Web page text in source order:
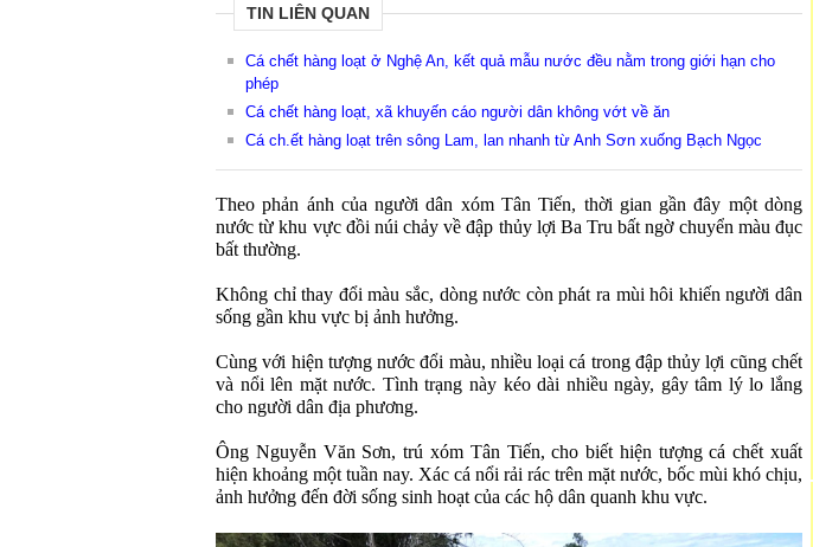
TIN LIÊN QUAN
Cá chết hàng loạt ở Nghệ An, kết quả mẫu nước đều nằm trong giới hạn cho
phép
Cá chết hàng loạt, xã khuyến cáo người dân không vớt về ăn
Cá ch.ết hàng loạt trên sông Lam, lan nhanh từ Anh Sơn xuống Bạch Ngọc
Theo phản ánh của người dân xóm Tân Tiến, thời gian gần đây một dòng
nước từ khu vực đồi núi chảy về đập thủy lợi Ba Tru bất ngờ chuyển màu đục
bất thường.
Không chỉ thay đổi màu sắc, dòng nước còn phát ra mùi hôi khiến người dân
sống gần khu vực bị ảnh hưởng.
Cùng với hiện tượng nước đổi màu, nhiều loại cá trong đập thủy lợi cũng chết
và nổi lên mặt nước. Tình trạng này kéo dài nhiều ngày, gây tâm lý lo lắng
cho người dân địa phương.
Ông Nguyễn Văn Sơn, trú xóm Tân Tiến, cho biết hiện tượng cá chết xuất
hiện khoảng một tuần nay. Xác cá nổi rải rác trên mặt nước, bốc mùi khó chịu,
ảnh hưởng đến đời sống sinh hoạt của các hộ dân quanh khu vực.